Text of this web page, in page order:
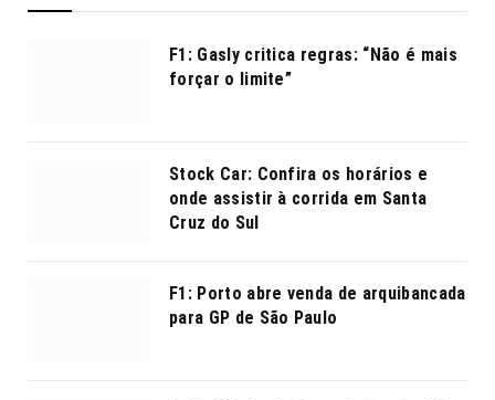
F1: Gasly critica regras: “Não é mais
forçar o limite”
Stock Car: Confira os horários e
onde assistir à corrida em Santa
Cruz do Sul
F1: Porto abre venda de arquibancada
para GP de São Paulo